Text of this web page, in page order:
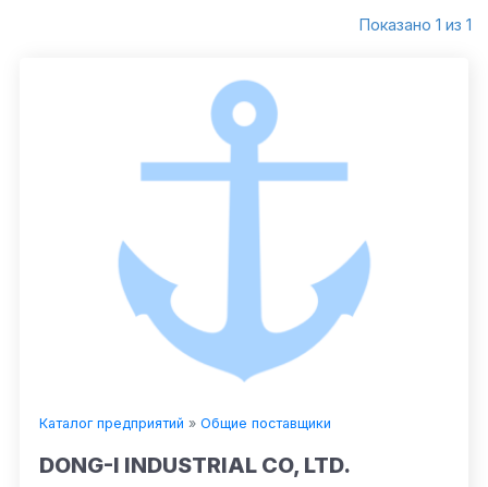
Показано 1 из 1
Каталог предприятий » Общие поставщики
DONG-I INDUSTRIAL CO, LTD.